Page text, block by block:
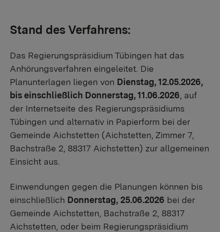
Stand des Verfahrens:
Das Regierungspräsidium Tübingen hat das
Anhörungsverfahren eingeleitet. Die
Planunterlagen liegen von Dienstag, 12.05.2026,
bis einschließlich Donnerstag, 11.06.2026 , auf
der Internetseite des Regierungspräsidiums
Tübingen und alternativ in Papierform bei der
Gemeinde Aichstetten (Aichstetten, Zimmer 7,
Bachstraße 2, 88317 Aichstetten) zur allgemeinen
Einsicht aus.
Einwendungen gegen die Planungen können bis
einschließlich Donnerstag, 25.06.2026 bei der
Gemeinde Aichstetten, Bachstraße 2, 88317
Aichstetten, oder beim Regierungspräsidium